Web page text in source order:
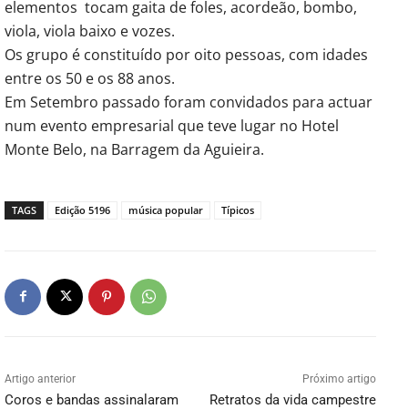
elementos tocam gaita de foles, acordeão, bombo,
viola, viola baixo e vozes.
Os grupo é constituído por oito pessoas, com idades
entre os 50 e os 88 anos.
Em Setembro passado foram convidados para actuar
num evento empresarial que teve lugar no Hotel
Monte Belo, na Barragem da Aguieira.
TAGS Edição 5196 música popular Típicos
Artigo anterior
Coros e bandas assinalaram
Próximo artigo
Retratos da vida campestre